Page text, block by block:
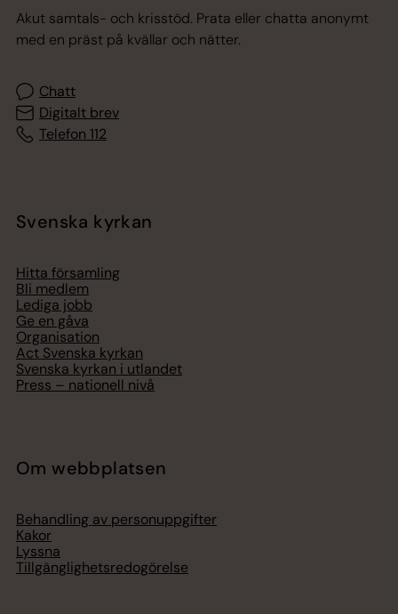
Akut samtals- och krisstöd. Prata eller chatta anonymt
med en präst på kvällar och nätter.
Chatt
Digitalt brev
Telefon 112
Svenska kyrkan
Hitta församling
Bli medlem
Lediga jobb
Ge en gåva
Organisation
Act Svenska kyrkan
Svenska kyrkan i utlandet
Press – nationell nivå
Om webbplatsen
Behandling av personuppgifter
Kakor
Lyssna
Tillgänglighetsredogörelse